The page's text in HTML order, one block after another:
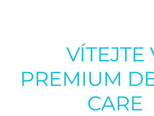
KONTAKT
VÍTEJTE
PREMIUM
CARE